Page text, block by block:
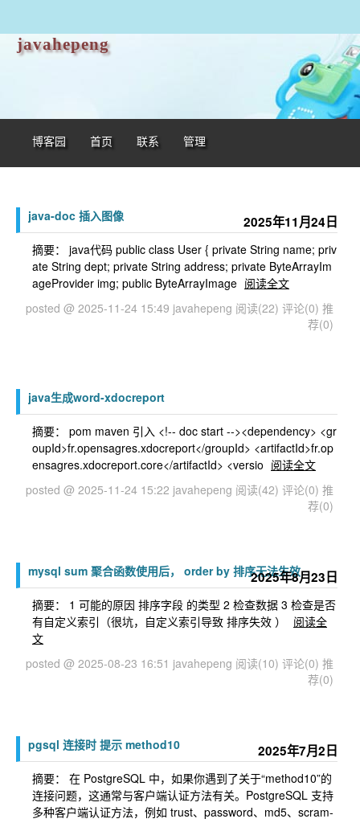
javahepeng
博客园 首页 联系 管理
2025年11月24日
java-doc 插入图像
摘要： java代码 public class User { private String name; priv
ate String dept; private String address; private ByteArrayIm
ageProvider img; public ByteArrayImage 阅读全文
posted @ 2025-11-24 15:49 javahepeng 阅读(22) 评论(0) 推
荐(0)
java生成word-xdocreport
摘要： pom maven 引入 <!-- doc start --><dependency> <gr
oupId>fr.opensagres.xdocreport</groupId> <artifactId>fr.op
ensagres.xdocreport.core</artifactId> <versio 阅读全文
posted @ 2025-11-24 15:22 javahepeng 阅读(42) 评论(0) 推
荐(0)
2025年8月23日
mysql sum 聚合函数使用后， order by 排序无法生效
摘要： 1 可能的原因 排序字段 的类型 2 检查数据 3 检查是否
有自定义索引（很坑，自定义索引导致 排序失效 ）
阅读全
文
posted @ 2025-08-23 16:51 javahepeng 阅读(10) 评论(0) 推
荐(0)
2025年7月2日
pgsql 连接时 提示 method10
摘要： 在 PostgreSQL 中，如果你遇到了关于“method10”的
连接问题，这通常与客户端认证方法有关。PostgreSQL 支持
多种客户端认证方法，例如 trust、password、md5、scram-